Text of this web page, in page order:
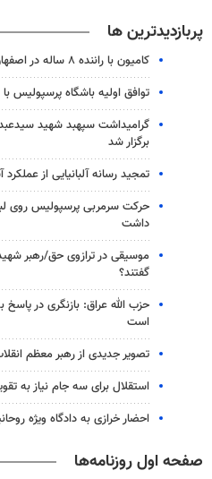
پربازدیدترین ها
کامیون با راننده ۸ ساله در اصفهان توقیف شد
توافق اولیه باشگاه پرسپولیس
گرامیداشت سپهبد شهید
برگزار شد
تمجید رسانه آلبانیایی از
حرکت سرمربی پرسپولیس روی لبه
داشت
موسیقی در ترازوی حق/رهبر
گفتند؟
حزب الله عراق: بازنگری در
است
تصویر جدیدی از رهبر معظم
استقلال برای سه جام نیاز به
احضار خرازی به دادگاه ویژه
صفحه اول روزنامه‌ها